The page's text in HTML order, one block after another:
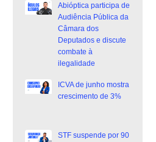
Abióptica participa de
Audiência Pública da
Câmara dos
Deputados e discute
combate à
ilegalidade
ICVA de junho mostra
crescimento de 3%
STF suspende por 90